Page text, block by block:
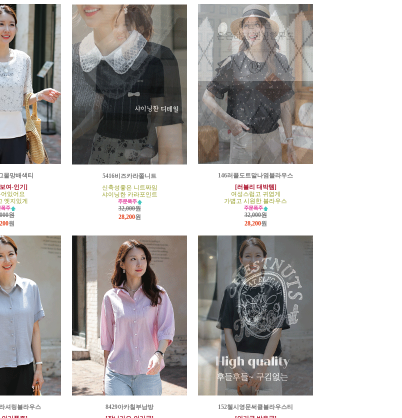
물망배색티
여-인기]
있어요
엣지있게
원
원
5416비즈카라쫄니트
신축성좋은 니트짜임
샤이닝한 카라포인트
32,000원
28,200원
146러플도트말나염블라우스
[러블리 대박템]
여성스럽고 귀엽게
가볍고 시원한 블라우스
32,000원
28,200원
셔링블라우스
8429아카칠부남방
152첼시영문써클블라우스티